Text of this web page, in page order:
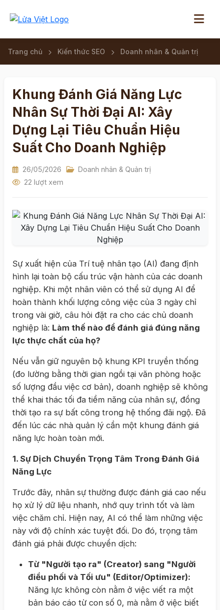
Trang chủ Kiến thức SEO Doanh nhân & Quản trị
Khung Đánh Giá Năng Lực
Nhân Sự Thời Đại AI: Xây
Dựng Lại Tiêu Chuẩn Hiệu
Suất Cho Doanh Nghiệp
26/05/2026
Doanh nhân & Quản trị
22 lượt xem
Sự xuất hiện của Trí tuệ nhân tạo (AI) đang định
hình lại toàn bộ cấu trúc vận hành của các doanh
nghiệp. Khi một nhân viên có thể sử dụng AI để
hoàn thành khối lượng công việc của 3 ngày chỉ
trong vài giờ, câu hỏi đặt ra cho các chủ doanh
nghiệp là: Làm thế nào để đánh giá đúng năng
lực thực chất của họ?
Nếu vẫn giữ nguyên bộ khung KPI truyền thống
(đo lường bằng thời gian ngồi tại văn phòng hoặc
số lượng đầu việc cơ bản), doanh nghiệp sẽ không
thể khai thác tối đa tiềm năng của nhân sự, đồng
thời tạo ra sự bất công trong hệ thống đãi ngộ. Đã
đến lúc các nhà quản lý cần một khung đánh giá
năng lực hoàn toàn mới.
1. Sự Dịch Chuyển Trọng Tâm Trong Đánh Giá
Năng Lực
Trước đây, nhân sự thường được đánh giá cao nếu
họ xử lý dữ liệu nhanh, nhớ quy trình tốt và làm
việc chăm chỉ. Hiện nay, AI có thể làm những việc
này với độ chính xác tuyệt đối. Do đó, trọng tâm
đánh giá phải được chuyển dịch:
Từ "Người tạo ra" (Creator) sang "Người
điều phối và Tối ưu" (Editor/Optimizer):
Năng lực không còn nằm ở việc viết ra một
bản báo cáo từ con số 0, mà nằm ở việc biết